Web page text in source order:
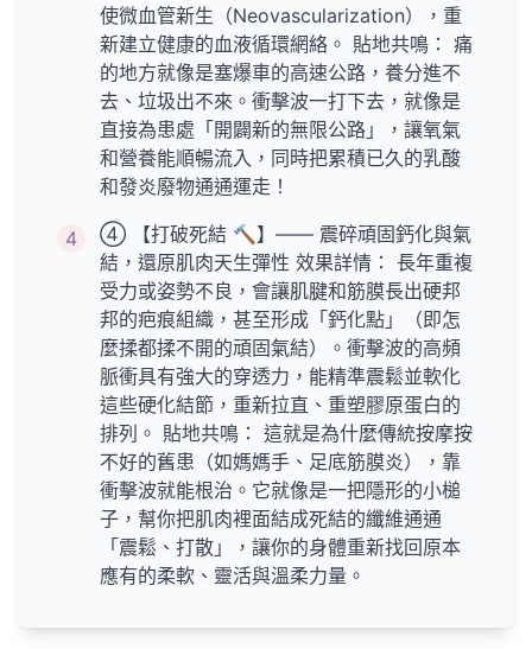
使微血管新生（Neovascularization），重
新建立健康的血液循環網絡。 貼地共鳴： 痛
的地方就像是塞爆車的高速公路，養分進不
去、垃圾出不來。衝擊波一打下去，就像是
直接為患處「開闢新的無限公路」，讓氧氣
和營養能順暢流入，同時把累積已久的乳酸
和發炎廢物通通運走！
4
④ 【打破死結 🔨】—— 震碎頑固鈣化與氣
結，還原肌肉天生彈性 效果詳情： 長年重複
受力或姿勢不良，會讓肌腱和筋膜長出硬邦
邦的疤痕組織，甚至形成「鈣化點」（即怎
麼揉都揉不開的頑固氣結）。衝擊波的高頻
脈衝具有強大的穿透力，能精準震鬆並軟化
這些硬化結節，重新拉直、重塑膠原蛋白的
排列。 貼地共鳴： 這就是為什麼傳統按摩按
不好的舊患（如媽媽手、足底筋膜炎），靠
衝擊波就能根治。它就像是一把隱形的小槌
子，幫你把肌肉裡面結成死結的纖維通通
「震鬆、打散」，讓你的身體重新找回原本
應有的柔軟、靈活與溫柔力量。